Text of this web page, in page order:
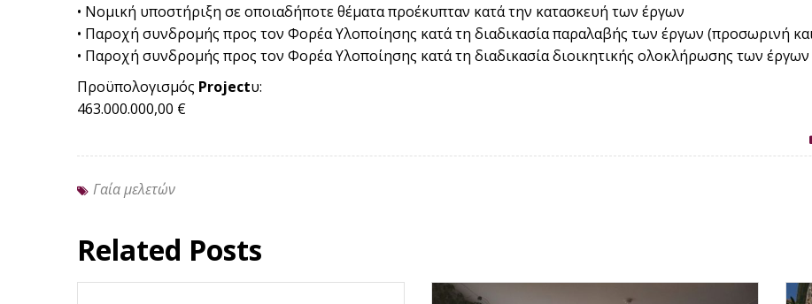
• Νομική υποστήριξη σε οποιαδήποτε θέματα προέκυπταν κατά την κατασκευή των έργων
• Παροχή συνδρομής προς τον Φορέα Υλοποίησης κατά τη διαδικασία παραλαβής των έργων (προσωρινή
• Παροχή συνδρομής προς τον Φορέα Υλοποίησης κατά τη διαδικασία διοικητικής ολοκλήρωσης των έργων
Προϋπολογισμός Projectυ:
463.000.000,00 €
Γαία μελετών
Related Posts